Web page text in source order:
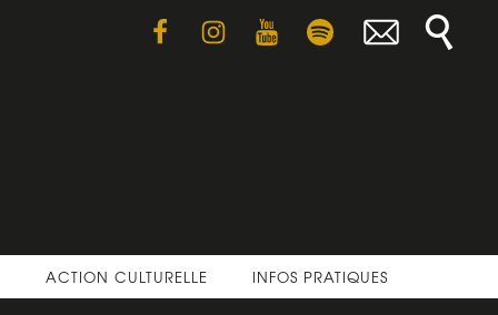
ACTION CULTURELLE INFOS PRATIQUES